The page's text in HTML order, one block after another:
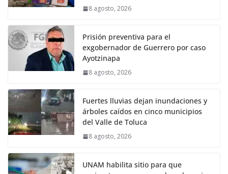
8 agosto, 2026
Prisión preventiva para el
exgobernador de Guerrero por caso
Ayotzinapa
8 agosto, 2026
Fuertes lluvias dejan inundaciones y
árboles caídos en cinco municipios
del Valle de Toluca
8 agosto, 2026
UNAM habilita sitio para que